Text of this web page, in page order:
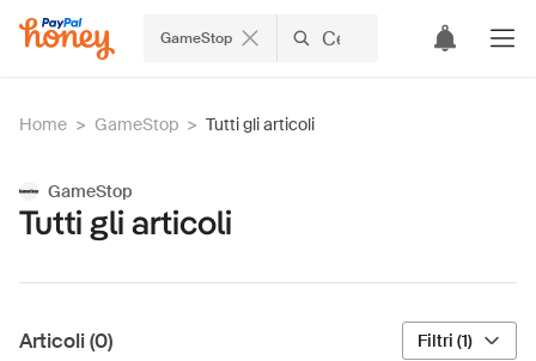
GameStop
Home > GameStop > Tutti gli articoli
GameStop
Tutti gli articoli
Articoli (0) Filtri (1)